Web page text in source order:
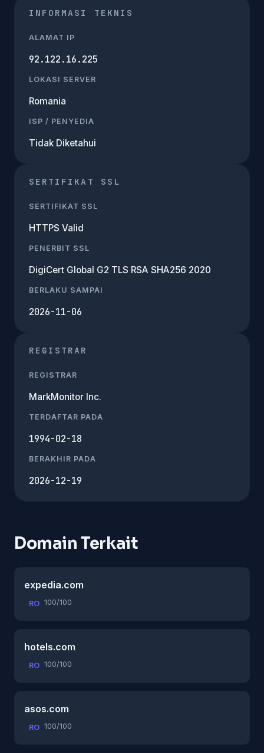
INFORMASI TEKNIS
ALAMAT IP
92.122.16.225
LOKASI SERVER
Romania
ISP / PENYEDIA
Tidak Diketahui
SERTIFIKAT SSL
SERTIFIKAT SSL
HTTPS Valid
PENERBIT SSL
DigiCert Global G2 TLS RSA SHA256 2020
BERLAKU SAMPAI
2026-11-06
REGISTRAR
REGISTRAR
MarkMonitor Inc.
TERDAFTAR PADA
1994-02-18
BERAKHIR PADA
2026-12-19
Domain Terkait
expedia.com
RO 100/100
hotels.com
RO 100/100
asos.com
RO 100/100